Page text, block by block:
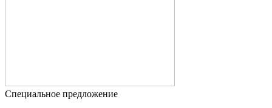
Специальное предложение